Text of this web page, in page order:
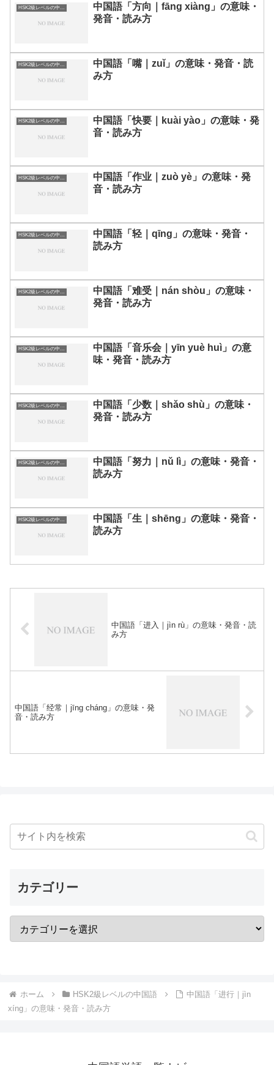
中国語「方向｜fāng xiàng」の意味・
発音・読み方
中国語「嘴｜zuǐ」の意味・発音・読
み方
HSK2級レベルの中国語
中国語「快要｜kuài yào」の意味・発
音・読み方
HSK2級レベルの中国語
中国語「作业｜zuò yè」の意味・発
音・読み方
HSK2級レベルの中国語
中国語「轻｜qīng」の意味・発音・
読み方
HSK2級レベルの中国語
中国語「难受｜nán shòu」の意味・
発音・読み方
HSK2級レベルの中国語
中国語「音乐会｜yīn yuè huì」の意
味・発音・読み方
HSK2級レベルの中国語
中国語「少数｜shǎo shù」の意味・
発音・読み方
中国語「努力｜nǔ lì」の意味・発音・
読み方
中国語「生｜shēng」の意味・発音・
読み方
中国語「进入｜jìn rù」の意味・発音・読
み方
中国語「经常｜jīng cháng」の意味・発
音・読み方
カテゴリー
ホーム HSK2級レベルの中国語
中国語「进行｜jìn
xíng」の意味・発音・読み方